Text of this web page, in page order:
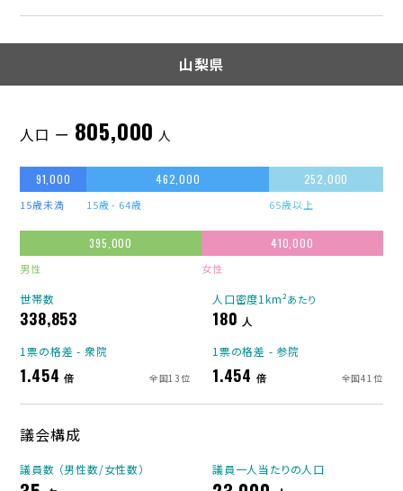
山梨県
人口 ー 805,000 人
91,000
15歳未満
462,000
15歳 - 64歳
252,000
65歳以上
395,000
男性
410,000
女性
世帯数
338,853
人口密度1km²あたり
180 人
1票の格差 - 衆院
1.454 倍 全国13位
1票の格差 - 参院
1.454 倍 全国41位
議会構成
議員数 （男性数/女性数） 議員一人当たりの人口